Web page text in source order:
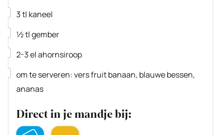
▢
3tl kaneel
▢
½tlgember
▢
2-3elahornsiroop
▢
om te serveren: vers fruitbanaan, blauwe bessen,
ananas
Direct in je mandje bij: